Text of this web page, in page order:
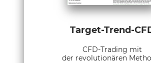
Target-Trend-
CFD-Trading mit
der revolutionären